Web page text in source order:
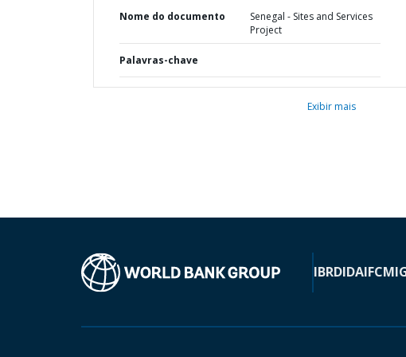
Nome do documento
Senegal - Sites and Services
Project
Palavras-chave
Exibir mais
IBRDIDAIFC